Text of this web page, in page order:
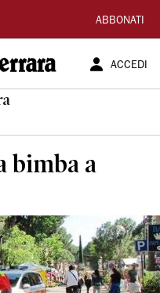
ABBONATI
ACCEDI
bimba a